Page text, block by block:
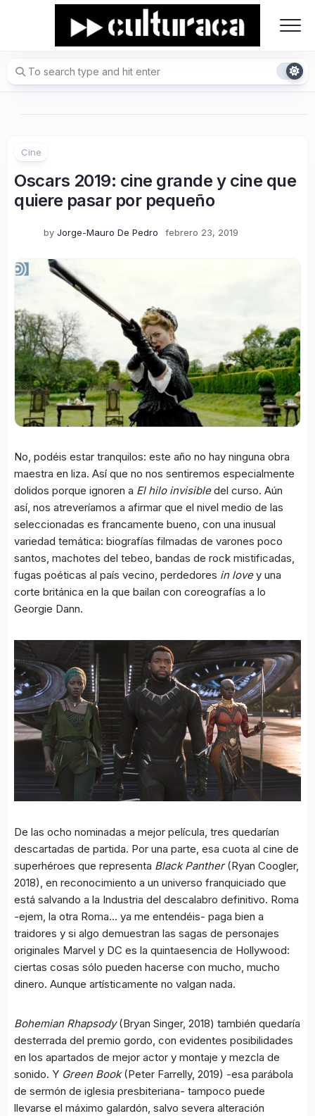
Cine
Oscars 2019: cine grande y cine que
quiere pasar por pequeño
by Jorge-Mauro De Pedro febrero 23, 2019
No, podéis estar tranquilos: este año no hay ninguna obra
maestra en liza. Así que no nos sentiremos especialmente
dolidos porque ignoren a El hilo invisibledel curso. Aún
así, nos atreveríamos a afirmar que el nivel medio de las
seleccionadas es francamente bueno, con una inusual
variedad temática: biografías filmadas de varones poco
santos, machotes del tebeo, bandas de rock mistificadas,
fugas poéticas al país vecino, perdedores in lovey una
corte británica en la que bailan con coreografías a lo
Georgie Dann.
De las ocho nominadas a mejor película, tres quedarían
descartadas de partida. Por una parte, esa cuota al cine de
superhéroes que representa Black Panther(Ryan Coogler,
2018), en reconocimiento a un universo franquiciado que
está salvando a la Industria del descalabro definitivo. Roma
-ejem, la otra Roma… ya me entendéis- paga bien a
traidores y si algo demuestran las sagas de personajes
originales Marvel y DC es la quintaesencia de Hollywood:
ciertas cosas sólo pueden hacerse con mucho, mucho
dinero. Aunque artísticamente no valgan nada.
Bohemian Rhapsody(Bryan Singer, 2018) también quedaría
desterrada del premio gordo, con evidentes posibilidades
en los apartados de mejor actor y montaje y mezcla de
sonido. Y Green Book(Peter Farrelly, 2019) -esa parábola
de sermón de iglesia presbiteriana- tampoco puede
llevarse el máximo galardón, salvo severa alteración